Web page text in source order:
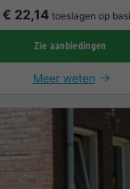
€ 22,14 toeslagen op
Zie aanbiedingen
Meer weten